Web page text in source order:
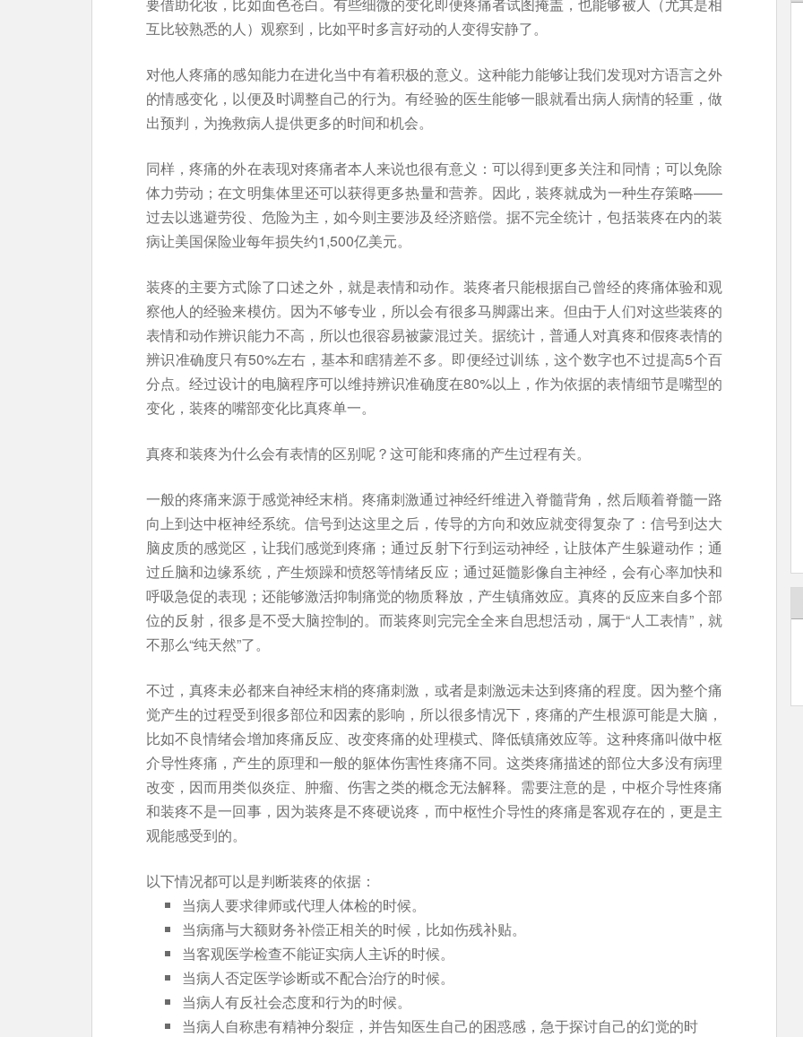
互比较熟悉的人）观察到，比如平时多言好动的人变得安静了。
对他人疼痛的感知能力在进化当中有着积极的意义。这种能力能够让我们发现对方语言之外
的情感变化，以便及时调整自己的行为。有经验的医生能够一眼就看出病人病情的轻重，做
出预判，为挽救病人提供更多的时间和机会。
同样，疼痛的外在表现对疼痛者本人来说也很有意义：可以得到更多关注和同情；可以免除
体力劳动；在文明集体里还可以获得更多热量和营养。因此，装疼就成为一种生存策略——
过去以逃避劳役、危险为主，如今则主要涉及经济赔偿。据不完全统计，包括装疼在内的装
病让美国保险业每年损失约1,500亿美元。
装疼的主要方式除了口述之外，就是表情和动作。装疼者只能根据自己曾经的疼痛体验和观
察他人的经验来模仿。因为不够专业，所以会有很多马脚露出来。但由于人们对这些装疼的
表情和动作辨识能力不高，所以也很容易被蒙混过关。据统计，普通人对真疼和假疼表情的
辨识准确度只有50%左右，基本和瞎猜差不多。即便经过训练，这个数字也不过提高5个百
分点。经过设计的电脑程序可以维持辨识准确度在80%以上，作为依据的表情细节是嘴型的
变化，装疼的嘴部变化比真疼单一。
真疼和装疼为什么会有表情的区别呢？这可能和疼痛的产生过程有关。
一般的疼痛来源于感觉神经末梢。疼痛刺激通过神经纤维进入脊髓背角，然后顺着脊髓一路
向上到达中枢神经系统。信号到达这里之后，传导的方向和效应就变得复杂了：信号到达大
脑皮质的感觉区，让我们感觉到疼痛；通过反射下行到运动神经，让肢体产生躲避动作；通
过丘脑和边缘系统，产生烦躁和愤怒等情绪反应；通过延髓影像自主神经，会有心率加快和
呼吸急促的表现；还能够激活抑制痛觉的物质释放，产生镇痛效应。真疼的反应来自多个部
位的反射，很多是不受大脑控制的。而装疼则完完全全来自思想活动，属于“人工表情”，就
不那么“纯天然”了。
不过，真疼未必都来自神经末梢的疼痛刺激，或者是刺激远未达到疼痛的程度。因为整个痛
觉产生的过程受到很多部位和因素的影响，所以很多情况下，疼痛的产生根源可能是大脑，
比如不良情绪会增加疼痛反应、改变疼痛的处理模式、降低镇痛效应等。这种疼痛叫做中枢
介导性疼痛，产生的原理和一般的躯体伤害性疼痛不同。这类疼痛描述的部位大多没有病理
改变，因而用类似炎症、肿瘤、伤害之类的概念无法解释。需要注意的是，中枢介导性疼痛
和装疼不是一回事，因为装疼是不疼硬说疼，而中枢性介导性的疼痛是客观存在的，更是主
观能感受到的。
以下情况都可以是判断装疼的依据：
当病人要求律师或代理人体检的时候。
当病痛与大额财务补偿正相关的时候，比如伤残补贴。
当客观医学检查不能证实病人主诉的时候。
当病人否定医学诊断或不配合治疗的时候。
当病人有反社会态度和行为的时候。
当病人自称患有精神分裂症，并告知医生自己的困惑感，急于探讨自己的幻觉的时